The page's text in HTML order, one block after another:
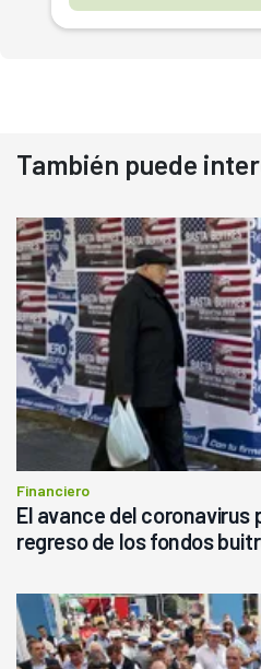
También puede
Financiero
El avance del coronavirus
regreso de los fondos